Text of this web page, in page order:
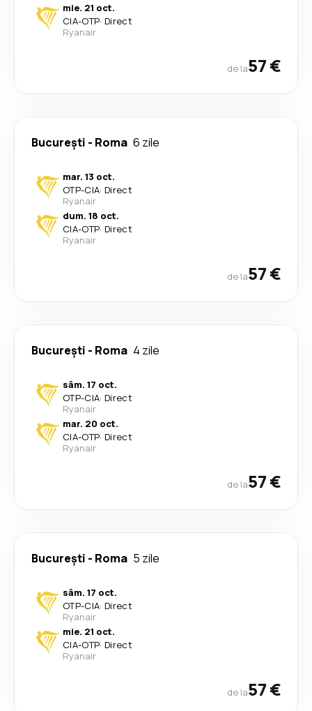
mie. 21 oct.
CIA-OTP· Direct
Ryanair
de la57 €
București - Roma 6 zile
mar. 13 oct.
OTP-CIA· Direct
Ryanair
dum. 18 oct.
CIA-OTP· Direct
Ryanair
de la57 €
București - Roma 4 zile
sâm. 17 oct.
OTP-CIA· Direct
Ryanair
mar. 20 oct.
CIA-OTP· Direct
Ryanair
de la57 €
București - Roma 5 zile
sâm. 17 oct.
OTP-CIA· Direct
Ryanair
mie. 21 oct.
CIA-OTP· Direct
Ryanair
de la57 €